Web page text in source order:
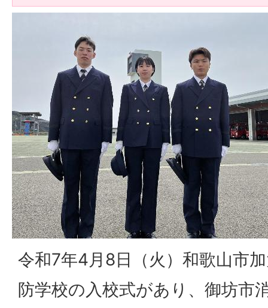
令和7年4月8日（火）和歌山市
防学校の入校式があり、御坊市